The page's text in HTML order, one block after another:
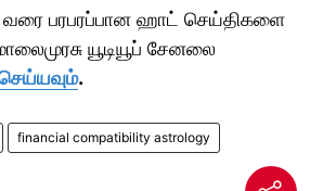
வரை பரபரப்பான ஹாட் செய்திகளை
யூடியூப் சேனலை
.
financial compatibility astrology